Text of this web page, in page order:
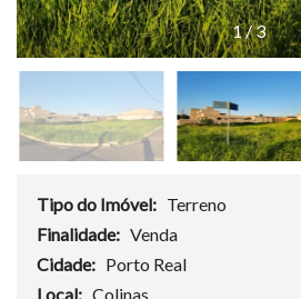
1/3
Tipo do Imóvel: Terreno
Finalidade: Venda
Cidade: Porto Real
Local: Colinas